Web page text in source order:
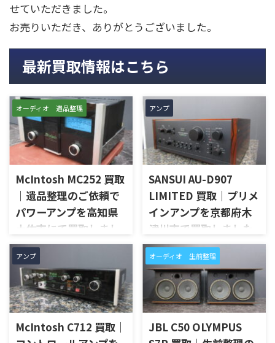
せていただきました。
お売りいただき、ありがとうございました。
最新買取情報はこちら
オーディオ 遺品整理
McIntosh MC252 買取
｜遺品整理のご依頼で
パワーアンプを高知県
土佐市にて買取しまし
た
高知県土佐市で、遺品整理に伴
いMcIntoshのステレオパワー
アンプ「MC252」を出張買取さ
せていただきました。今回の
お品物は、ご家族様より「大
切に使われていたオーディオ機
器なので、価値を分かるところ
アンプ
SANSUI AU-D907
LIMITED 買取｜プリメ
インアンプを京都府木
津川市で買取しました
京都府木津川市で、SANSUIの
プリメインアンプ「AU-D907
LIMITED」を出張買取させてい
ただきました。今回のお品物
は、AU-D907をベースに各部の
高品位化が図られたLimitedモ
デルで、左右チャンネルの音出
し状態、入力切替、ボリュー
アンプ
McIntosh C712 買取｜
オーディオ 生前整理
JBL C50 OLYMPUS